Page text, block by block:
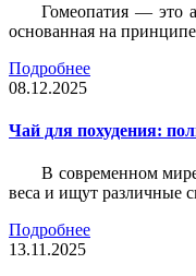
Гомеопатия — это
основанная на
Подробнее
08.12.2025
Чай для похудения:
В современном
веса и ищут различные
Подробнее
13.11.2025